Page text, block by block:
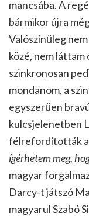
mancsába. A
bármikor újra
Valószínűleg
közé, nem láttam
szinkronosan
mondanom, a
egyszerűen
kulcsjelenetben
félrefordították
ígérhetem meg,
magyar
Darcy-t játszó
magyarul Szabó